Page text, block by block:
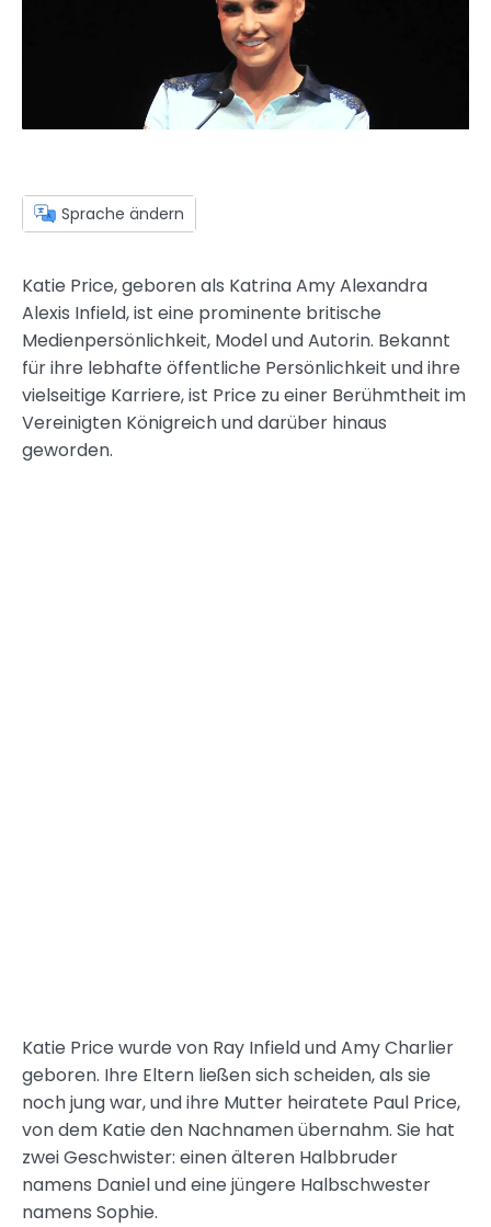
Sprache ändern
Katie Price, geboren als Katrina Amy Alexandra
Alexis Infield, ist eine prominente britische
Medienpersönlichkeit, Model und Autorin. Bekannt
für ihre lebhafte öffentliche Persönlichkeit und ihre
vielseitige Karriere, ist Price zu einer Berühmtheit im
Vereinigten Königreich und darüber hinaus
geworden.
Katie Price wurde von Ray Infield und Amy Charlier
geboren. Ihre Eltern ließen sich scheiden, als sie
noch jung war, und ihre Mutter heiratete Paul Price,
von dem Katie den Nachnamen übernahm. Sie hat
zwei Geschwister: einen älteren Halbbruder
namens Daniel und eine jüngere Halbschwester
namens Sophie.